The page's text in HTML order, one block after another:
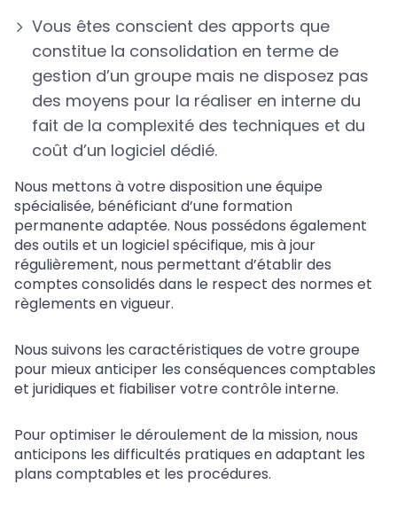
Vous êtes conscient des apports que
constitue la consolidation en terme de
gestion d’un groupe mais ne disposez pas
des moyens pour la réaliser en interne du
fait de la complexité des techniques et du
coût d’un logiciel dédié.
Nous mettons à votre disposition une équipe
spécialisée, bénéficiant d’une formation
permanente adaptée. Nous possédons également
des outils et un logiciel spécifique, mis à jour
régulièrement, nous permettant d’établir des
comptes consolidés dans le respect des normes et
règlements en vigueur.
Nous suivons les caractéristiques de votre groupe
pour mieux anticiper les conséquences comptables
et juridiques et fiabiliser votre contrôle interne.
Pour optimiser le déroulement de la mission, nous
anticipons les difficultés pratiques en adaptant les
plans comptables et les procédures.